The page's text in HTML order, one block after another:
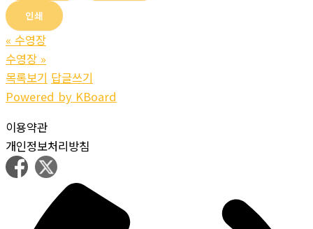
인쇄
« 수영장
수영장 »
목록보기 답글쓰기
Powered by KBoard
이용약관
개인정보처리방침